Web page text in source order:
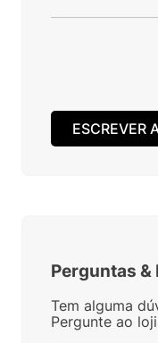
ESCREVER
Perguntas &
Tem alguma
Pergunte ao